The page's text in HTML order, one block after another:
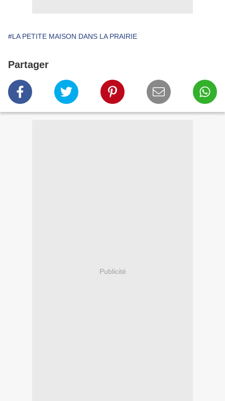
#LA PETITE MAISON DANS LA PRAIRIE
Partager
Publicité